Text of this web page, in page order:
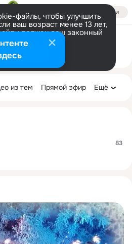
Войти
файлы, чтобы улучшить
ваш возраст менее 13 лет,
должен ваш законный
информации
Настроить
1K
из тем Прямой эфир Ещё
83